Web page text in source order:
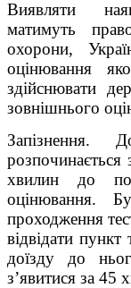
Виявляти
матимуть
охорони,
оцінювання
здійснювати
зовнішнього
Запізнення.
хвилин до
оцінювання.
проходження
відвідати
доїзду до
з’явитися за 45